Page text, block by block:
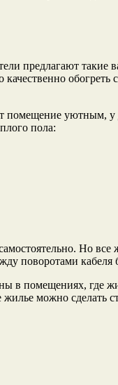
предлагают такие
помещение уютным, у
пола:
Но все
поворотами
в помещениях, где
можно сделать